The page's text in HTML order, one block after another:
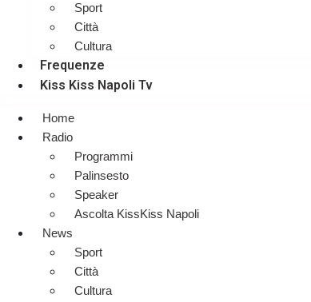
Sport
Città
Cultura
Frequenze
Kiss Kiss Napoli Tv
Home
Radio
Programmi
Palinsesto
Speaker
Ascolta KissKiss Napoli
News
Sport
Città
Cultura